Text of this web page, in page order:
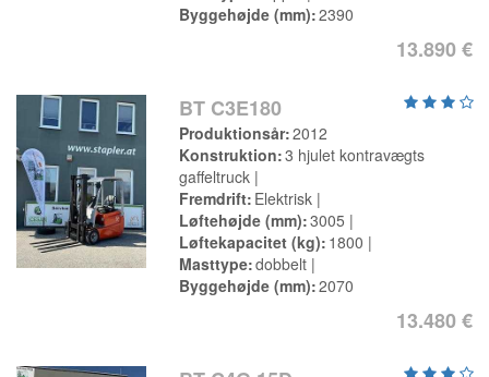
Byggehøjde (mm) 2390
13.890 €
BT C3E180
Produktionsår 2012
Konstruktion 3 hjulet kontravægts
gaffeltruck
Fremdrift Elektrisk
Løftehøjde (mm) 3005
Løftekapacitet (kg) 1800
Masttype dobbelt
Byggehøjde (mm) 2070
13.480 €